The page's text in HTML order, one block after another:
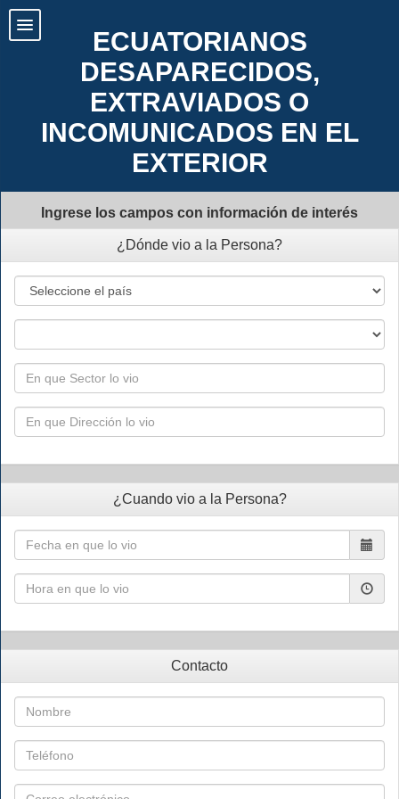
ECUATORIANOS
DESAPARECIDOS,
EXTRAVIADOS O
INCOMUNICADOS EN EL
EXTERIOR
Ingrese los campos con información de interés
¿Dónde vio a la Persona?
¿Cuando vio a la Persona?
Contacto